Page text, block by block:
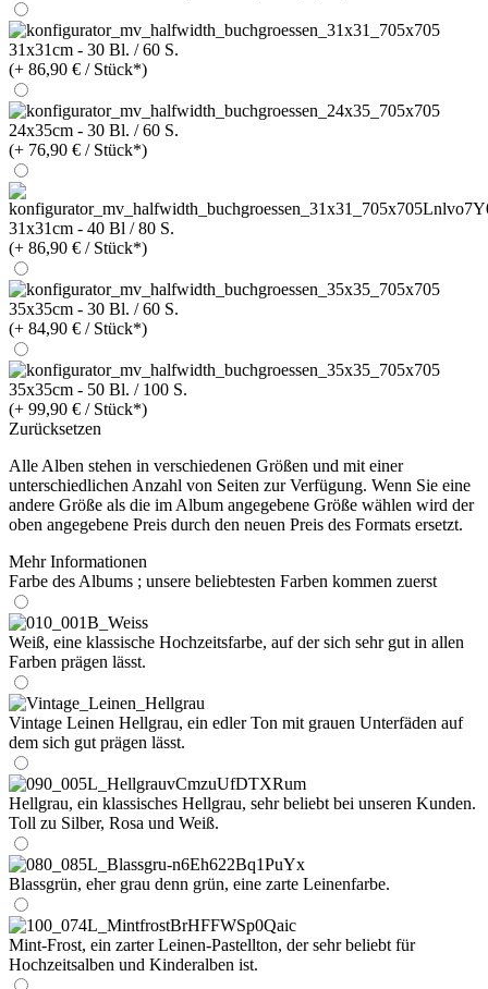
31x31cm - 30 Bl. / 60 S.
(+ 86,90 € / Stück*)
24x35cm - 30 Bl. / 60 S.
(+ 76,90 € / Stück*)
31x31cm - 40 Bl / 80 S.
(+ 86,90 € / Stück*)
35x35cm - 30 Bl. / 60 S.
(+ 84,90 € / Stück*)
35x35cm - 50 Bl. / 100 S.
(+ 99,90 € / Stück*)
Zurücksetzen
Alle Alben stehen in verschiedenen Größen und mit einer
unterschiedlichen Anzahl von Seiten zur Verfügung. Wenn Sie eine
andere Größe als die im Album angegebene Größe wählen wird der
oben angegebene Preis durch den neuen Preis des Formats ersetzt.
Mehr Informationen
Farbe des Albums ; unsere beliebtesten Farben kommen zuerst
Weiß, eine klassische Hochzeitsfarbe, auf der sich sehr gut in allen
Farben prägen lässt.
Vintage Leinen Hellgrau, ein edler Ton mit grauen Unterfäden auf
dem sich gut prägen lässt.
Hellgrau, ein klassisches Hellgrau, sehr beliebt bei unseren Kunden.
Toll zu Silber, Rosa und Weiß.
Blassgrün, eher grau denn grün, eine zarte Leinenfarbe.
Mint-Frost, ein zarter Leinen-Pastellton, der sehr beliebt für
Hochzeitsalben und Kinderalben ist.